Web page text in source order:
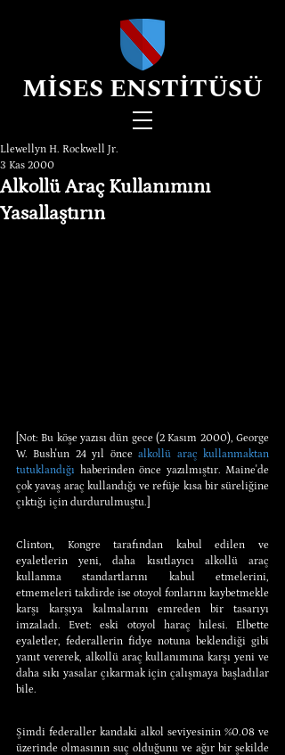
MİSES ENSTİTÜSÜ
Alkollü Araç Kullanımını
Yasallaştırın
Llewellyn H. Rockwell Jr.
3 Kas 2000
[Not: Bu köşe yazısı dün gece (2 Kasım 2000), George
W. Bush'un 24 yıl önce alkollü araç kullanmaktan
tutuklandığı haberinden önce yazılmıştır. Maine'de
çok yavaş araç kullandığı ve refüje kısa bir süreliğine
çıktığı için durdurulmuştu.]
Clinton, Kongre tarafından kabul edilen ve
eyaletlerin yeni, daha kısıtlayıcı alkollü araç
kullanma standartlarını kabul etmelerini,
etmemeleri takdirde ise otoyol fonlarını kaybetmekle
karşı karşıya kalmalarını emreden bir tasarıyı
imzaladı. Evet: eski otoyol haraç hilesi. Elbette
eyaletler, federallerin fidye notuna beklendiği gibi
yanıt vererek, alkollü araç kullanımına karşı yeni ve
daha sıkı yasalar çıkarmak için çalışmaya başladılar
bile.
Şimdi federaller kandaki alkol seviyesinin %0.08 ve
üzerinde olmasının suç olduğunu ve ağır bir şekilde